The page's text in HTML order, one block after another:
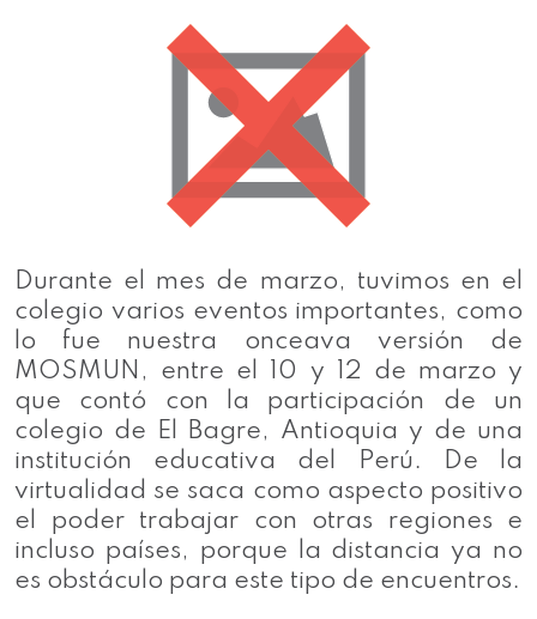
Durante el mes de marzo, tuvimos en el
colegio varios eventos importantes, como
lo fue nuestra onceava versión de
MOSMUN, entre el 10 y 12 de marzo y
que contó con la participación de un
colegio de El Bagre, Antioquia y de una
institución educativa del Perú. De la
virtualidad se saca como aspecto positivo
el poder trabajar con otras regiones e
incluso países, porque la distancia ya no
es obstáculo para este tipo de encuentros.